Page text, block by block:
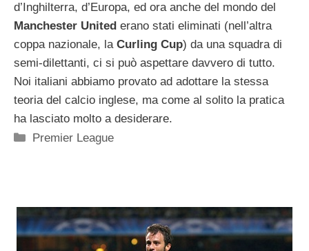
d’Inghilterra, d’Europa, ed ora anche del mondo del
Manchester United erano stati eliminati (nell’altra
coppa nazionale, la Curling Cup) da una squadra di
semi-dilettanti, ci si può aspettare davvero di tutto.
Noi italiani abbiamo provato ad adottare la stessa
teoria del calcio inglese, ma come al solito la pratica
ha lasciato molto a desiderare.
Categorie
Premier League